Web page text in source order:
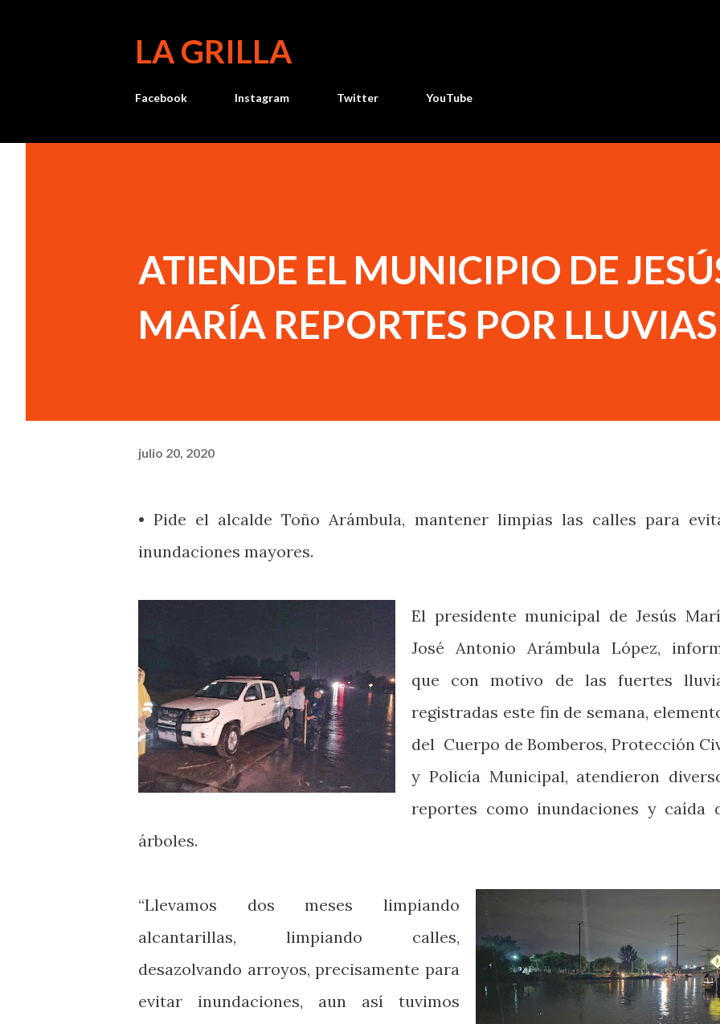
LA GRILLA
Facebook Instagram Twitter YouTube
ATIENDE EL MUNICIPIO DE
MARÍA REPORTES POR LLUVIAS
julio 20, 2020
• Pide el alcalde Toño Arámbula, mantener limpias las calles para
inundaciones mayores.
El presidente municipal de Jesús
José Antonio Arámbula López,
que con motivo de las fuertes
registradas este fin de semana,
del Cuerpo de Bomberos, Protección
y Policía Municipal, atendieron
reportes como inundaciones y caída
árboles.
“Llevamos dos meses limpiando
alcantarillas, limpiando calles,
desazolvando arroyos, precisamente para
evitar inundaciones, aun así tuvimos